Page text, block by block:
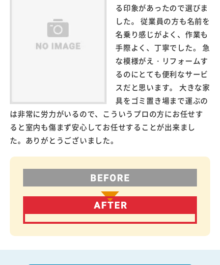
る印象があったので選びま
した。 従業員の方も名前を
名乗り感じがよく、作業も
手際よく、丁寧でした。 急
な模様がえ・リフォームす
るのにとても便利なサービ
スだと思います。 大きな家
具をゴミ置き場まで運ぶの
は非常に労力がいるので、こういうプロの方にお任せす
ると室内も傷まず安心してお任せすることが出来まし
た。ありがとうございました。